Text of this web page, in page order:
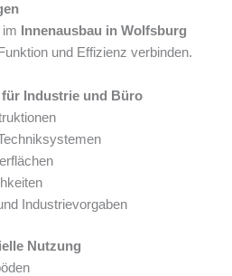
Innenausbau in Wolfsburg
und Effizienz verbinden.
für Industrie und Büro
Industrievorgaben
Nutzung